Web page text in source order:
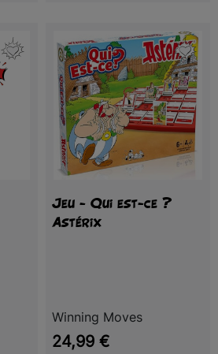
Jeu - Qui est-ce ?
Astérix
Winning Moves
Prix
24,99 €